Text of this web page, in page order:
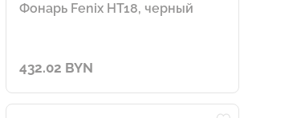
Фонарь Fenix HT18, черный
432.02 BYN